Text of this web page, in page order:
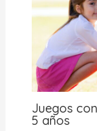
Juegos
5 años